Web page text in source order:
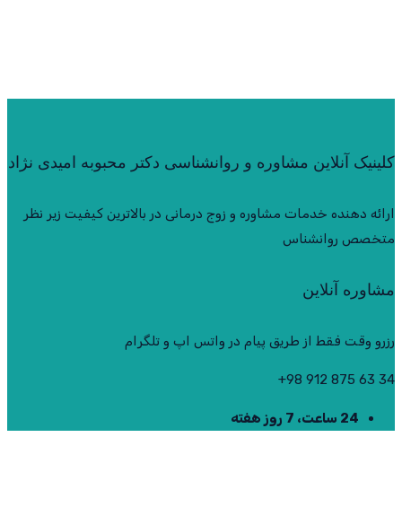
کلینیک آنلاین مشاوره و روانشناسی دکتر محبوبه امیدی نژاد
ارائه دهنده خدمات مشاوره و زوج درمانی در بالاترین کیفیت زیر نظر
متخصص روانشناس
مشاوره آنلاین
رزرو وقت فقط از طریق پیام در واتس اپ و تلگرام
34 63 875 912 98+
24 ساعت، 7 روز هفته